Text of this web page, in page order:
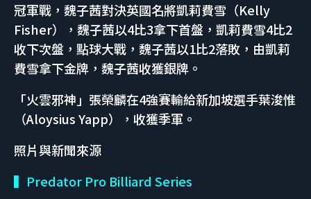
冠軍戰，魏子茜對決英國名將凱莉費雪（Kelly
Fisher），魏子茜以4比3拿下首盤，凱莉費雪4比2
收下次盤，點球大戰，魏子茜以1比2落敗，由凱莉
費雪拿下金牌，魏子茜收獲銀牌。
「火雲邪神」張榮麟在4強賽輸給新加坡選手葉浚惟
（Aloysius Yapp），收獲季軍。
照片與新聞來源
▍Predator Pro Billiard Series